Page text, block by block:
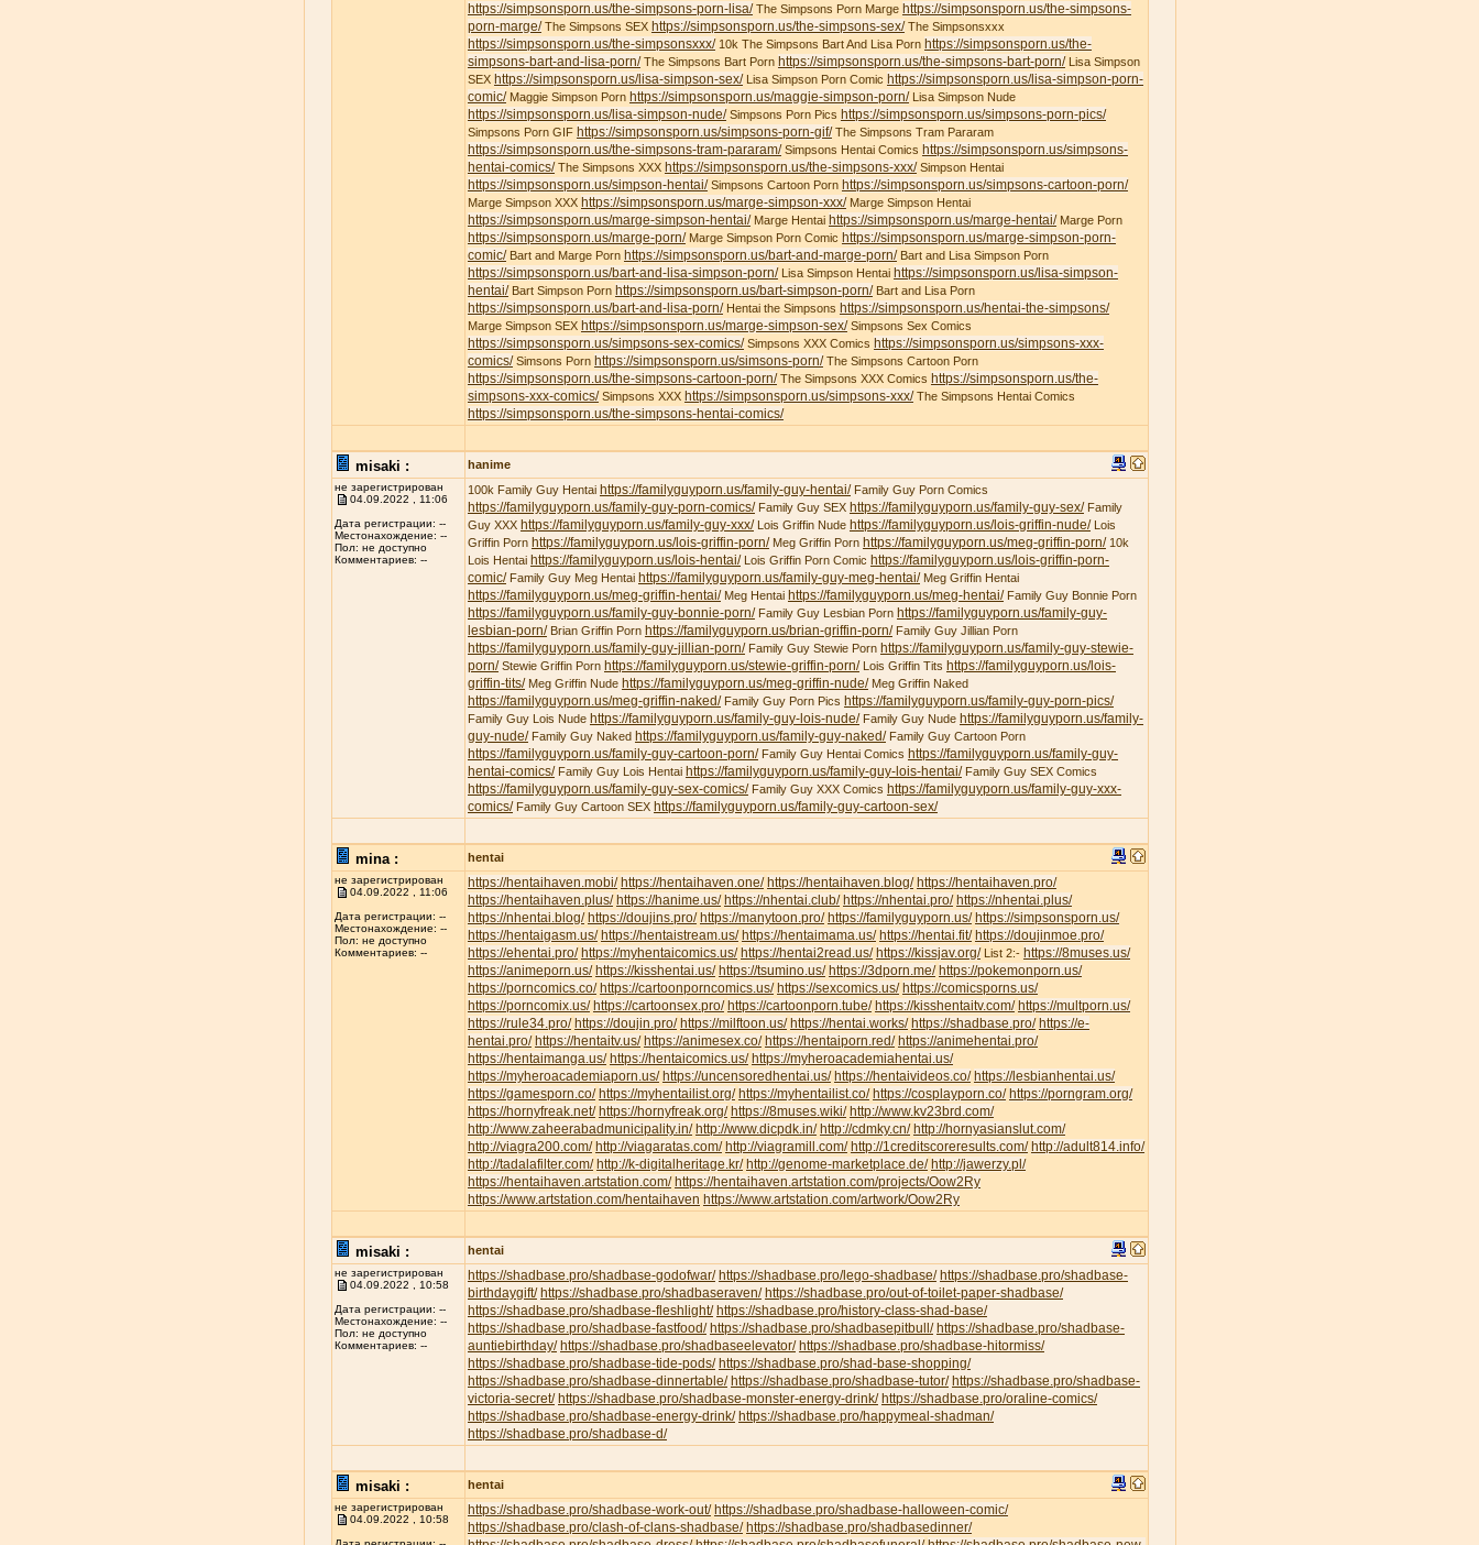
https://simpsonsporn.us/the-simpsons-porn-lisa/The Simpsons Porn Marge https://simpsonsporn.us/the-simpsons-
porn-marge/The Simpsons SEX https://simpsonsporn.us/the-simpsons-sex/The Simpsonsxxx
https://simpsonsporn.us/the-simpsonsxxx/10k The Simpsons Bart And Lisa Porn https://simpsonsporn.us/the-
simpsons-bart-and-lisa-porn/The Simpsons Bart Porn https://simpsonsporn.us/the-simpsons-bart-porn/Lisa Simpson
SEX https://simpsonsporn.us/lisa-simpson-sex/Lisa Simpson Porn Comic https://simpsonsporn.us/lisa-simpson-porn-
comic/Maggie Simpson Porn https://simpsonsporn.us/maggie-simpson-porn/Lisa Simpson Nude
https://simpsonsporn.us/lisa-simpson-nude/Simpsons Porn Pics https://simpsonsporn.us/simpsons-porn-pics/
Simpsons Porn GIF https://simpsonsporn.us/simpsons-porn-gif/The Simpsons Tram Pararam
https://simpsonsporn.us/the-simpsons-tram-pararam/Simpsons Hentai Comics https://simpsonsporn.us/simpsons-
hentai-comics/The Simpsons XXX https://simpsonsporn.us/the-simpsons-xxx/Simpson Hentai
https://simpsonsporn.us/simpson-hentai/Simpsons Cartoon Porn https://simpsonsporn.us/simpsons-cartoon-porn/
Marge Simpson XXX https://simpsonsporn.us/marge-simpson-xxx/Marge Simpson Hentai
https://simpsonsporn.us/marge-simpson-hentai/Marge Hentai https://simpsonsporn.us/marge-hentai/Marge Porn
https://simpsonsporn.us/marge-porn/Marge Simpson Porn Comic https://simpsonsporn.us/marge-simpson-porn-
comic/Bart and Marge Porn https://simpsonsporn.us/bart-and-marge-porn/Bart and Lisa Simpson Porn
https://simpsonsporn.us/bart-and-lisa-simpson-porn/Lisa Simpson Hentai https://simpsonsporn.us/lisa-simpson-
hentai/Bart Simpson Porn https://simpsonsporn.us/bart-simpson-porn/Bart and Lisa Porn
https://simpsonsporn.us/bart-and-lisa-porn/Hentai the Simpsons https://simpsonsporn.us/hentai-the-simpsons/
Marge Simpson SEX https://simpsonsporn.us/marge-simpson-sex/Simpsons Sex Comics
https://simpsonsporn.us/simpsons-sex-comics/Simpsons XXX Comics https://simpsonsporn.us/simpsons-xxx-
comics/Simsons Porn https://simpsonsporn.us/simsons-porn/The Simpsons Cartoon Porn
https://simpsonsporn.us/the-simpsons-cartoon-porn/The Simpsons XXX Comics https://simpsonsporn.us/the-
simpsons-xxx-comics/Simpsons XXX https://simpsonsporn.us/simpsons-xxx/The Simpsons Hentai Comics
https://simpsonsporn.us/the-simpsons-hentai-comics/
misaki : hanime
не зарегистрирован
04.09.2022 , 11:06
Дата регистрации: --
Местонахождение: --
Пол: не доступно
Комментариев: --
100k Family Guy Hentai https://familyguyporn.us/family-guy-hentai/Family Guy Porn Comics
https://familyguyporn.us/family-guy-porn-comics/Family Guy SEX https://familyguyporn.us/family-guy-sex/Family
Guy XXX https://familyguyporn.us/family-guy-xxx/Lois Griffin Nude https://familyguyporn.us/lois-griffin-nude/Lois
Griffin Porn https://familyguyporn.us/lois-griffin-porn/Meg Griffin Porn https://familyguyporn.us/meg-griffin-porn/10k
Lois Hentai https://familyguyporn.us/lois-hentai/Lois Griffin Porn Comic https://familyguyporn.us/lois-griffin-porn-
comic/Family Guy Meg Hentai https://familyguyporn.us/family-guy-meg-hentai/Meg Griffin Hentai
https://familyguyporn.us/meg-griffin-hentai/Meg Hentai https://familyguyporn.us/meg-hentai/Family Guy Bonnie Porn
https://familyguyporn.us/family-guy-bonnie-porn/Family Guy Lesbian Porn https://familyguyporn.us/family-guy-
lesbian-porn/Brian Griffin Porn https://familyguyporn.us/brian-griffin-porn/Family Guy Jillian Porn
https://familyguyporn.us/family-guy-jillian-porn/Family Guy Stewie Porn https://familyguyporn.us/family-guy-stewie-
porn/Stewie Griffin Porn https://familyguyporn.us/stewie-griffin-porn/Lois Griffin Tits https://familyguyporn.us/lois-
griffin-tits/Meg Griffin Nude https://familyguyporn.us/meg-griffin-nude/Meg Griffin Naked
https://familyguyporn.us/meg-griffin-naked/Family Guy Porn Pics https://familyguyporn.us/family-guy-porn-pics/
Family Guy Lois Nude https://familyguyporn.us/family-guy-lois-nude/Family Guy Nude https://familyguyporn.us/family-
guy-nude/Family Guy Naked https://familyguyporn.us/family-guy-naked/Family Guy Cartoon Porn
https://familyguyporn.us/family-guy-cartoon-porn/Family Guy Hentai Comics https://familyguyporn.us/family-guy-
hentai-comics/Family Guy Lois Hentai https://familyguyporn.us/family-guy-lois-hentai/Family Guy SEX Comics
https://familyguyporn.us/family-guy-sex-comics/Family Guy XXX Comics https://familyguyporn.us/family-guy-xxx-
comics/Family Guy Cartoon SEX https://familyguyporn.us/family-guy-cartoon-sex/
mina : hentai
не зарегистрирован
04.09.2022 , 11:06
Дата регистрации: --
Местонахождение: --
Пол: не доступно
Комментариев: --
https://hentaihaven.mobi/ https://hentaihaven.one/ https://hentaihaven.blog/ https://hentaihaven.pro/
https://hentaihaven.plus/ https://hanime.us/ https://nhentai.club/ https://nhentai.pro/ https://nhentai.plus/
https://nhentai.blog/ https://doujins.pro/ https://manytoon.pro/ https://familyguyporn.us/ https://simpsonsporn.us/
https://hentaigasm.us/ https://hentaistream.us/ https://hentaimama.us/ https://hentai.fit/ https://doujinmoe.pro/
https://ehentai.pro/ https://myhentaicomics.us/ https://hentai2read.us/ https://kissjav.org/List 2:- https://8muses.us/
https://animeporn.us/ https://kisshentai.us/ https://tsumino.us/ https://3dporn.me/ https://pokemonporn.us/
https://porncomics.co/ https://cartoonporncomics.us/ https://sexcomics.us/ https://comicsporns.us/
https://porncomix.us/ https://cartoonsex.pro/ https://cartoonporn.tube/ https://kisshentaitv.com/ https://multporn.us/
https://rule34.pro/ https://doujin.pro/ https://milftoon.us/ https://hentai.works/ https://shadbase.pro/ https://e-
hentai.pro/ https://hentaitv.us/ https://animesex.co/ https://hentaiporn.red/ https://animehentai.pro/
https://hentaimanga.us/ https://hentaicomics.us/ https://myheroacademiahentai.us/
https://myheroacademiaporn.us/ https://uncensoredhentai.us/ https://hentaivideos.co/ https://lesbianhentai.us/
https://gamesporn.co/ https://myhentailist.org/ https://myhentailist.co/ https://cosplayporn.co/ https://porngram.org/
https://hornyfreak.net/ https://hornyfreak.org/ https://8muses.wiki/ http://www.kv23brd.com/
http://www.zaheerabadmunicipality.in/ http://www.dicpdk.in/ http://cdmky.cn/ http://hornyasianslut.com/
http://viagra200.com/ http://viagaratas.com/ http://viagramill.com/ http://1creditscoreresults.com/ http://adult814.info/
http://tadalafilter.com/ http://k-digitalheritage.kr/ http://genome-marketplace.de/ http://jawerzy.pl/
https://hentaihaven.artstation.com/ https://hentaihaven.artstation.com/projects/Oow2Ry
https://www.artstation.com/hentaihaven https://www.artstation.com/artwork/Oow2Ry
misaki : hentai
не зарегистрирован
04.09.2022 , 10:58
Дата регистрации: --
Местонахождение: --
Пол: не доступно
Комментариев: --
https://shadbase.pro/shadbase-godofwar/ https://shadbase.pro/lego-shadbase/ https://shadbase.pro/shadbase-
birthdaygift/ https://shadbase.pro/shadbaseraven/ https://shadbase.pro/out-of-toilet-paper-shadbase/
https://shadbase.pro/shadbase-fleshlight/ https://shadbase.pro/history-class-shad-base/
https://shadbase.pro/shadbase-fastfood/ https://shadbase.pro/shadbasepitbull/ https://shadbase.pro/shadbase-
auntiebirthday/ https://shadbase.pro/shadbaseelevator/ https://shadbase.pro/shadbase-hitormiss/
https://shadbase.pro/shadbase-tide-pods/ https://shadbase.pro/shad-base-shopping/
https://shadbase.pro/shadbase-dinnertable/ https://shadbase.pro/shadbase-tutor/ https://shadbase.pro/shadbase-
victoria-secret/ https://shadbase.pro/shadbase-monster-energy-drink/ https://shadbase.pro/oraline-comics/
https://shadbase.pro/shadbase-energy-drink/ https://shadbase.pro/happymeal-shadman/
https://shadbase.pro/shadbase-d/
misaki : hentai
не зарегистрирован
04.09.2022 , 10:58
https://shadbase.pro/shadbase-work-out/ https://shadbase.pro/shadbase-halloween-comic/
https://shadbase.pro/clash-of-clans-shadbase/ https://shadbase.pro/shadbasedinner/